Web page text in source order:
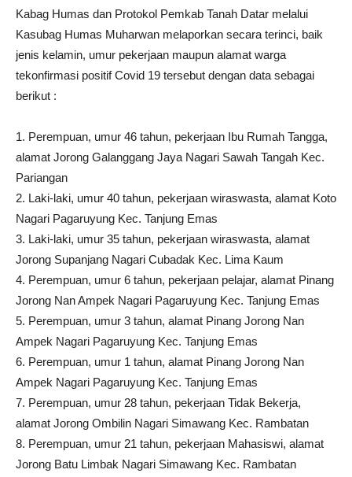
Kabag Humas dan Protokol Pemkab Tanah Datar melalui
Kasubag Humas Muharwan melaporkan secara terinci, baik
jenis kelamin, umur pekerjaan maupun alamat warga
tekonfirmasi positif Covid 19 tersebut dengan data sebagai
berikut :
1. Perempuan, umur 46 tahun, pekerjaan Ibu Rumah Tangga,
alamat Jorong Galanggang Jaya Nagari Sawah Tangah Kec.
Pariangan
2. Laki-laki, umur 40 tahun, pekerjaan wiraswasta, alamat Koto
Nagari Pagaruyung Kec. Tanjung Emas
3. Laki-laki, umur 35 tahun, pekerjaan wiraswasta, alamat
Jorong Supanjang Nagari Cubadak Kec. Lima Kaum
4. Perempuan, umur 6 tahun, pekerjaan pelajar, alamat Pinang
Jorong Nan Ampek Nagari Pagaruyung Kec. Tanjung Emas
5. Perempuan, umur 3 tahun, alamat Pinang Jorong Nan
Ampek Nagari Pagaruyung Kec. Tanjung Emas
6. Perempuan, umur 1 tahun, alamat Pinang Jorong Nan
Ampek Nagari Pagaruyung Kec. Tanjung Emas
7. Perempuan, umur 28 tahun, pekerjaan Tidak Bekerja,
alamat Jorong Ombilin Nagari Simawang Kec. Rambatan
8. Perempuan, umur 21 tahun, pekerjaan Mahasiswi, alamat
Jorong Batu Limbak Nagari Simawang Kec. Rambatan